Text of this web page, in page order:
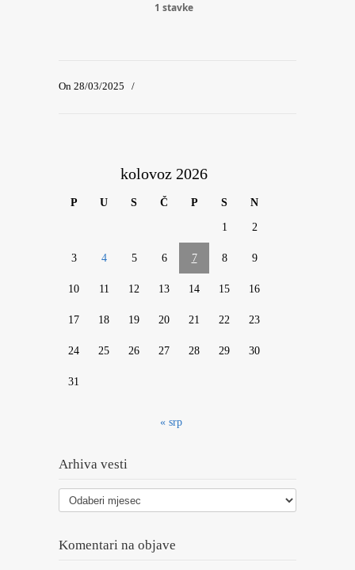
1 stavke
On 28/03/2025 /
kolovoz 2026
P U S Č P S N
1 2
3 4 5 6 7 8 9
10 11 12 13 14 15 16
17 18 19 20 21 22 23
24 25 26 27 28 29 30
31
« srp
Arhiva vesti
Arhiva
vesti
Komentari na objave